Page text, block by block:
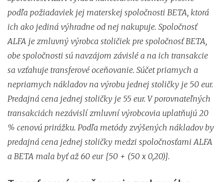
podľa požiadaviek jej materskej spoločnosti BETA, ktorá
ich ako jediná výhradne od nej nakupuje. Spoločnosť
ALFA je zmluvný výrobca stoličiek pre spoločnosť BETA,
obe spoločnosti sú navzájom závislé a na ich transakcie
sa vzťahuje transferové oceňovanie. Súčet priamych a
nepriamych nákladov na výrobu jednej stoličky je 50 eur.
Predajná cena jednej stoličky je 55 eur. V porovnateľných
transakciách nezávislí zmluvní výrobcovia uplatňujú 20
% cenovú prirážku. Podľa metódy zvýšených nákladov by
predajná cena jednej stoličky medzi spoločnosťami ALFA
a BETA mala byť až 60 eur [50 + (50 x 0,20)].